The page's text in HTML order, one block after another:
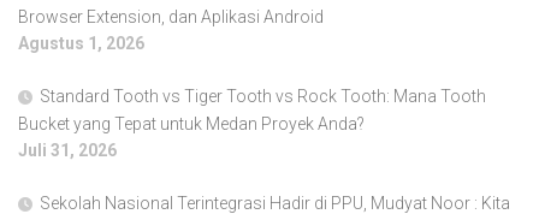
Browser Extension, dan Aplikasi Android
Agustus 1, 2026
Standard Tooth vs Tiger Tooth vs Rock Tooth: Mana Tooth
Bucket yang Tepat untuk Medan Proyek Anda?
Juli 31, 2026
Sekolah Nasional Terintegrasi Hadir di PPU, Mudyat Noor : Kita